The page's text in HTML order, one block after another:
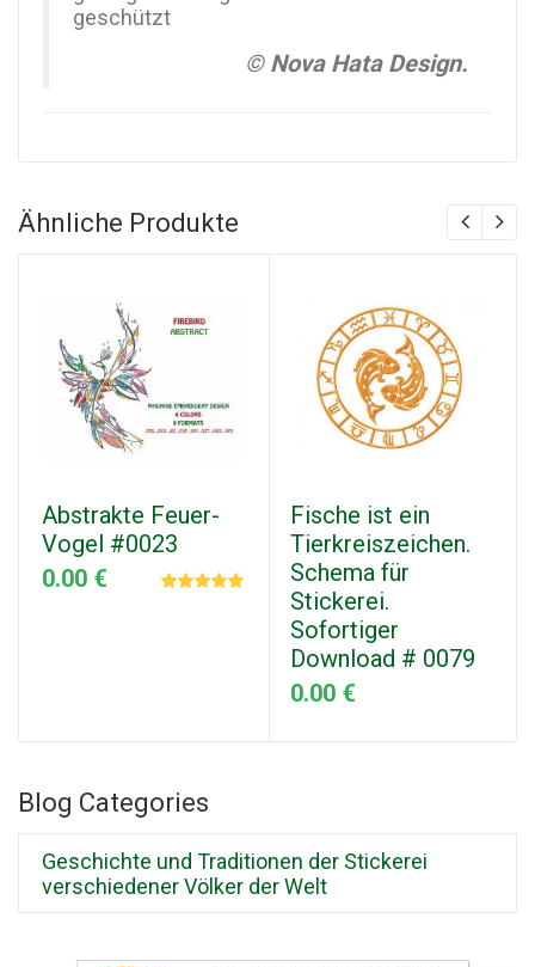
geschützt
© Nova Hata Design.
Ähnliche Produkte
Abstrakte Feuer-
Vogel #0023
0.00 €
Fische ist ein
Tierkreiszeichen.
Schema für
Stickerei.
Sofortiger
Download # 0079
0.00 €
Blog Categories
Geschichte und Traditionen der Stickerei
verschiedener Völker der Welt